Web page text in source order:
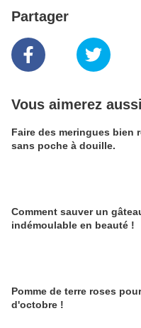
Partager
Vous aimerez aussi
Faire des meringues bien
sans poche à douille.
Comment sauver un
indémoulable en beauté !
Pomme de terre roses
d'octobre !